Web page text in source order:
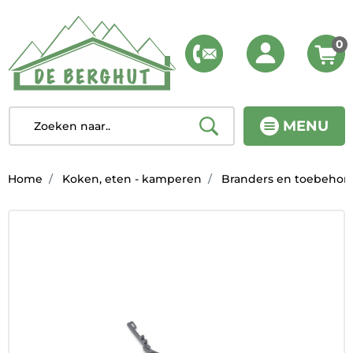
MENU
0
Home Koken, eten - kamperen Branders en